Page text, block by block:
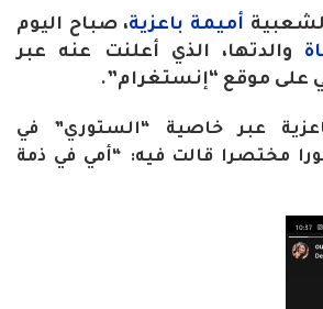
أميمة باعزية، صباح اليوم
والدتها، الذي أعلنت عنه عبر
موقع “إنستغرام”.
عبر خاصية “الستوري” في
مختصرا قالت فيه: “أمي في ذمة